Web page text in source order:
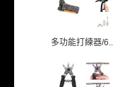
多功能打練器/6...